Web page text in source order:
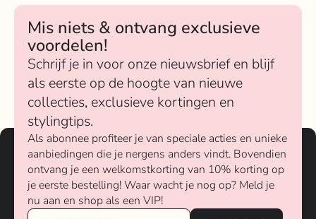
Mis niets & ontvang exclusieve
voordelen!
Schrijf je in voor onze nieuwsbrief en blijf
als eerste op de hoogte van nieuwe
collecties, exclusieve kortingen en
stylingtips.
Als abonnee profiteer je van speciale acties en unieke
aanbiedingen die je nergens anders vindt. Bovendien
ontvang je een welkomstkorting van 10% korting op
je eerste bestelling! Waar wacht je nog op? Meld je
nu aan en shop als een VIP!